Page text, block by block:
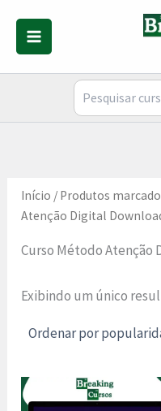
conteúdo
Início / Produtos
Atenção Digital
Curso Método Atenção
Exibindo um único